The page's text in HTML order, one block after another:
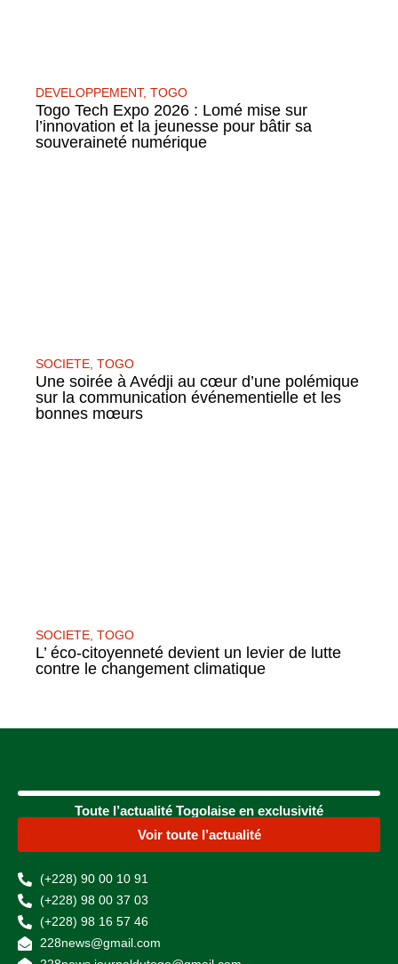
DEVELOPPEMENT, TOGO
Togo Tech Expo 2026 : Lomé mise sur
l’innovation et la jeunesse pour bâtir sa
souveraineté numérique
SOCIETE TOGO
Une soirée à Avédji au cœur d’une polémique
sur la communication événementielle et les
bonnes mœurs
SOCIETE TOGO
L’ éco-citoyenneté devient un levier de lutte
contre le changement climatique
Toute l’actualité Togolaise en exclusivité
Voir toute l’actualité
(+228) 90 00 10 91
(+228) 98 00 37 03
(+228) 98 16 57 46
228news@gmail.com